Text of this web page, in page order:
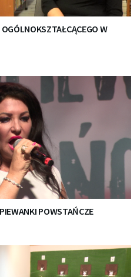
W
POWSTAŃCZE